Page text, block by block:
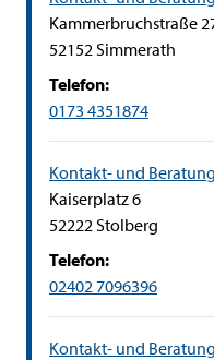
Straße:
Kammerbruchstraße
PLZ:
52152 Ort:
Simmerath
Telefon:
0173 4351874
Kontakt- und
Straße:
Kaiserplatz6
PLZ:
52222 Ort:
Stolberg
Telefon:
02402 7096396
Kontakt- und